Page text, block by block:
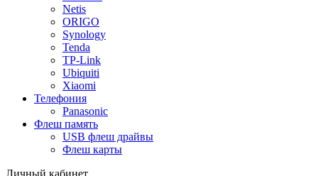
Netis
ORIGO
Synology
Tenda
TP-Link
Ubiquiti
Xiaomi
Телефония
Panasonic
Флеш память
USB флеш драйвы
Флеш карты
Личный кабинет